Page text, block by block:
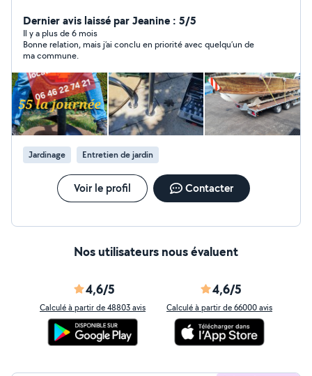
sollicitation N hésité pas à me contacter Pour toutes
informations.
Dernier avis laissé par Jeanine : 5/5
Il y a plus de 6 mois
Bonne relation, mais j’ai conclu en priorité avec quelqu’un de
ma commune.
Jardinage Entretien de jardin
Voir le profil Contacter
Nos utilisateurs nous évaluent
4,6/5
Calculé à partir de 48803 avis
4,6/5
Calculé à partir de 66000 avis